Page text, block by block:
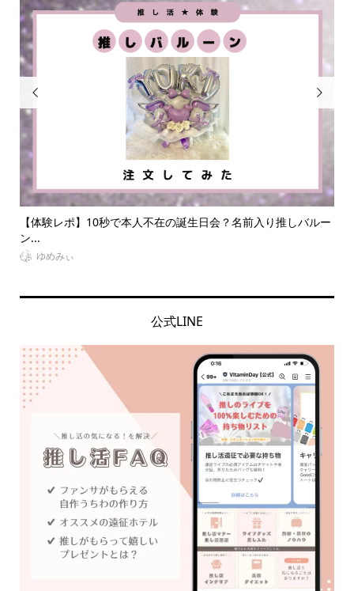

日会？名前入り推しバルー 【体験取材】推し活に！オタクの遠征

公式LINE